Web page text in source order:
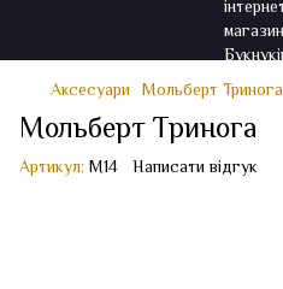
Аксесуари Мольберт Тринога
Мольберт Тринога
Артикул: M14 Написати відгук